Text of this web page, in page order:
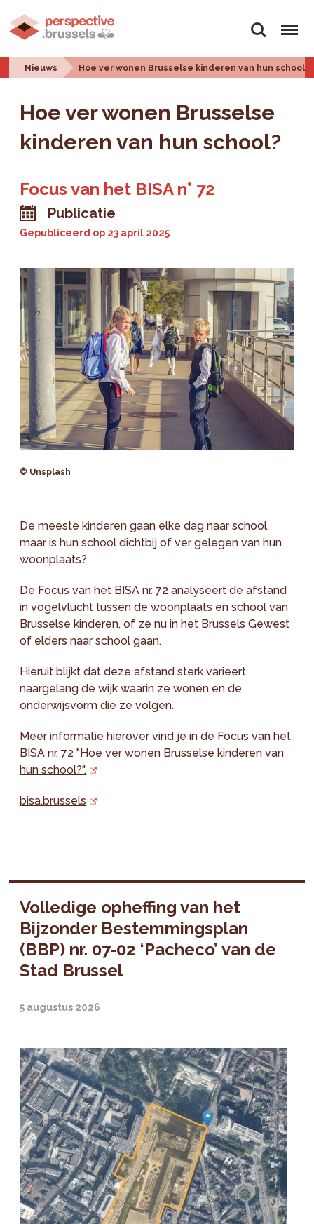
Zoeken Menu
Nieuws Hoe ver wonen Brusselse kinderen van hun school?
Hoe ver wonen Brusselse
kinderen van hun school?
Focus van het BISA n° 72
Publicatie
Gepubliceerd op 23 april 2025
© Unsplash
De meeste kinderen gaan elke dag naar school,
maar is hun school dichtbij of ver gelegen van hun
woonplaats?
De Focus van het BISA nr. 72 analyseert de afstand
in vogelvlucht tussen de woonplaats en school van
Brusselse kinderen, of ze nu in het Brussels Gewest
of elders naar school gaan.
Hieruit blijkt dat deze afstand sterk varieert
naargelang de wijk waarin ze wonen en de
onderwijsvorm die ze volgen.
Meer informatie hierover vind je in de Focus van het
BISA nr. 72 "Hoe ver wonen Brusselse kinderen van
hun school?".
bisa.brussels
Volledige opheffing van het
Bijzonder Bestemmingsplan
(BBP) nr. 07-02 ‘Pacheco’ van de
Stad Brussel
5 augustus 2026